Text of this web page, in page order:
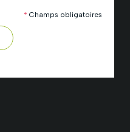
* Champs obligatoires